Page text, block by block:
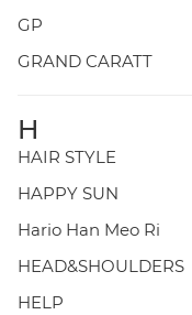
GP
GRAND CARATT
H
HAIR STYLE
HAPPY SUN
Hario Han Meo Ri
HEAD&SHOULDERS
HELP